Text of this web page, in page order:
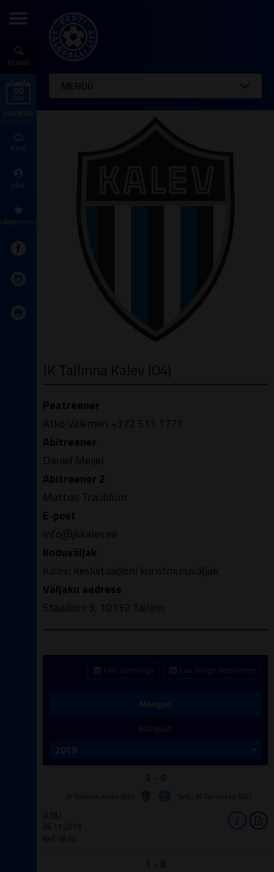
OTSING
OTSE
ERIS
FÄNNITOOTED
MENÜÜ
JK Tallinna Kalev (04)
Peatreener
Atko Väikmeri +372 513 1771
Abitreener
Daniel Meijel
Abitreener 2
Mattias Traublum
E-post
info@jkkalev.ee
Koduväljak
Kalevi Keskstaadioni kunstmuruväljak
Väljaku aadress
Staadioni 3, 10132 Tallinn
Mängud
Mängijad
Liitu kalendriga Lisa Google kalendrisse
U16.I
06.11.2019
Kell 18:30
JK Tallinna Kalev (04)
3 - 0
Tartu JK Tammeka (04)
1 - 0